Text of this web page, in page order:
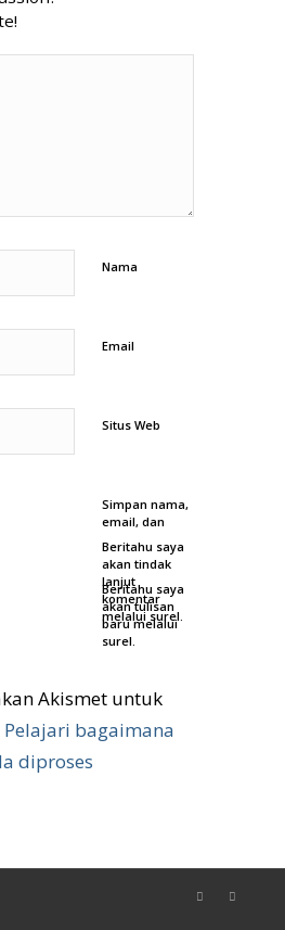
Nama
Email
Situs Web
Simpan nama,
email, dan
pada
peramban ini
untuk
komentar saya
berikutnya.
Beritahu saya
akan tindak
lanjut
komentar
melalui surel.
Beritahu saya
akan tulisan
baru melalui
surel.
Akismet untuk
Pelajari bagaimana
diproses